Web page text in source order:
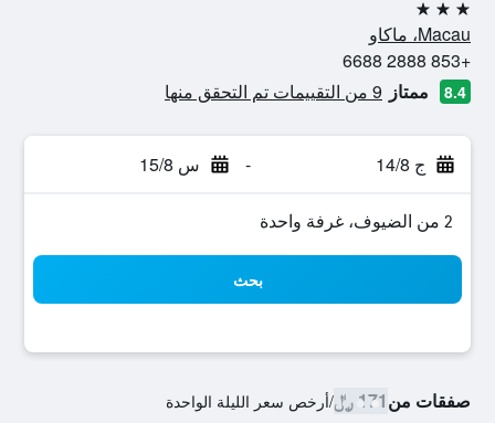
3 نجوم
Macau، ماكاو
+853 2888 6688
8.4 ممتاز 9 من التقييمات تم التحقق منها
ج 14/8 - س 15/8
2 من الضيوف، غرفة واحدة
بحث
صفقات من171 ﷼ /أرخص سعر الليلة الواحدة